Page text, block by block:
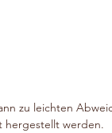
zu leichten
hergestellt werden.